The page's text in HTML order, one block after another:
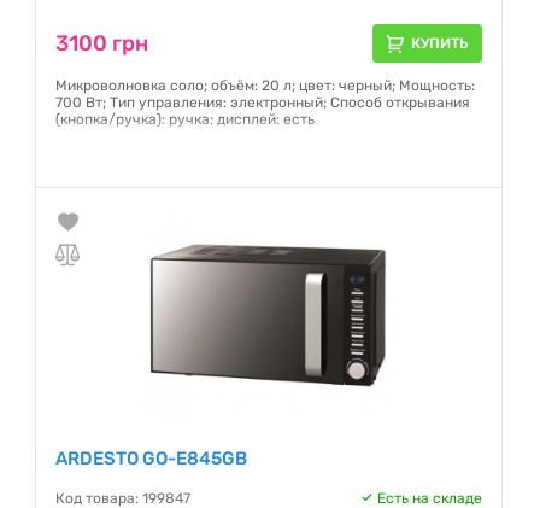
3100 грн КУПИТЬ
Микроволновка соло; объём: 20 л; цвет: черный; Мощность:
700 Вт; Тип управления: электронный; Способ открывания
(кнопка/ручка): ручка; дисплей: есть
ARDESTO GO-E845GB
Код товара: 199847 Есть на складе